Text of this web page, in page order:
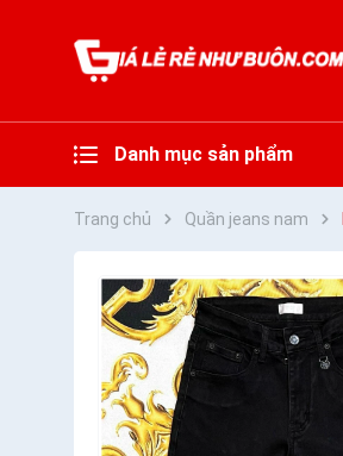
Danh mục sản phẩm
Trang chủ Quần jeans nam